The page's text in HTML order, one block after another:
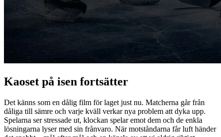
Kaoset på isen fortsätter
Det känns som en dålig film för laget just nu. Matcherna går från
dåliga till sämre och varje kväll verkar nya problem att dyka upp.
Spelarna ser stressade ut, klockan spelar emot dem och de enkla
lösningarna lyser med sin frånvaro. När motståndarna får luft händer